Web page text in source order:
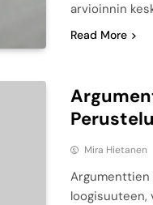
arvioinnin
Read More
Mira Hietanen
Argumenttien